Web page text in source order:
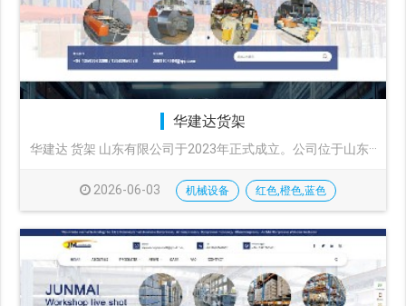
华建达货架
华建达 货架 山东有限公司于2023年正式成立。公司位于山东···
2026-06-03 机械设备 红色,橙色,蓝色